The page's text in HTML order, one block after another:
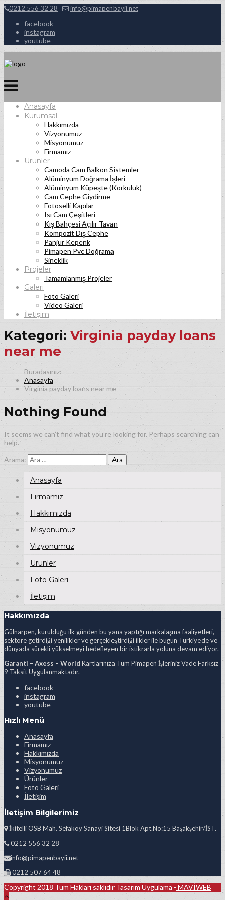
0212 556 32 28 info@pimapenbayii.net
facebook
instagram
youtube
Anasayfa
Kurumsal
Hakkımızda
Vizyonumuz
Misyonumuz
Firmamız
Ürünler
Camoda Cam Balkon Sistemler
Alüminyum Doğrama İşleri
Alüminyum Küpeşte (Korkuluk)
Cam Cephe Giydirme
Fotoselli Kapılar
Isı Cam Çeşitleri
Kış Bahçesi Açılır Tavan
Kompozit Dış Cephe
Panjur Kepenk
Pimapen Pvc Doğrama
Sineklik
Projeler
Tamamlanmış Projeler
Galeri
Foto Galeri
Video Galeri
İletişim
Kategori: Virginia payday loans
near me
Anasayfa
Virginia payday loans near me
Nothing Found
It seems we can’t find what you’re looking for. Perhaps searching can
help.
Arama:
Anasayfa
Firmamız
Hakkımızda
Misyonumuz
Vizyonumuz
Ürünler
Foto Galeri
İletişim
Hakkımızda
Gülnarpen, kurulduğu ilk günden bu yana yaptığı markalaşma faaliyetleri,
sektöre getirdiği yenilikler ve gerçekleştirdiği ilkler ile bugün Türkiye’de ve
dünyada sürekli yükselmeyi hedefleyen bir istikrarla yoluna devam ediyor.
Garanti – Axess – World Kartlarınıza Tüm Pimapen İşleriniz Vade Farksız
9 Taksit Uygulanmaktadır.
facebook
instagram
youtube
Hızlı Menü
Anasayfa
Firmamız
Hakkımızda
Misyonumuz
Vizyonumuz
Ürünler
Foto Galeri
İletişim
İletişim Bilgilerimiz
İkitelli OSB Mah. Sefaköy Sanayi Sitesi 1Blok Apt.No:15 Başakşehir/İST.
0212 556 32 28
info@pimapenbayii.net
0212 507 64 48
Copyright 2018 Tüm Hakları saklıdır Tasarım Uygulama - MAVİWEB